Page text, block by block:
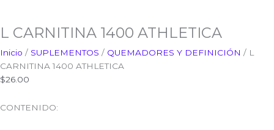
L CARNITINA 1400 ATHLETICA
Inicio / SUPLEMENTOS / QUEMADORES Y DEFINICIÓN / L
CARNITINA 1400 ATHLETICA
$26.00
CONTENIDO: